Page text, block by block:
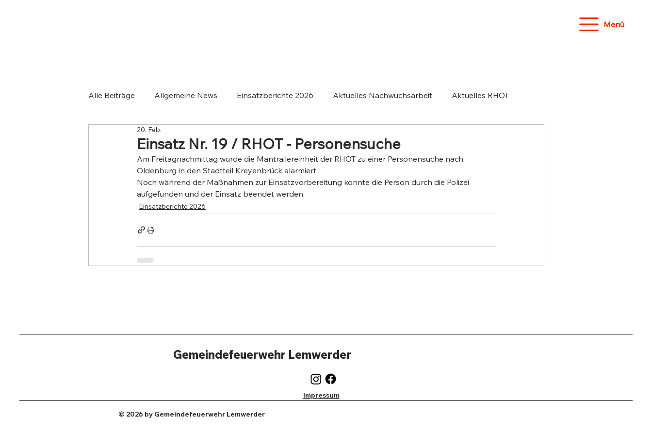
Menü
Alle Beiträge Allgemeine News Einsatzberichte 2026 Aktuelles Nachwuchsarbeit Aktuelles RHOT
Veranstaltungen
Einsatz Nr. 19 / RHOT - Personensuche
20. Feb.
Am Freitagnachmittag wurde die Mantrailereinheit der RHOT zu einer Personensuche nach
Oldenburg in den Stadtteil Kreyenbrück alarmiert.
Noch während der Maßnahmen zur Einsatzvorbereitung konnte die Person durch die Polizei
aufgefunden und der Einsatz beendet werden.
Einsatzberichte 2026
Gemeindefeuerwehr Lemwerder
Impressum
© 2026 by Gemeindefeuerwehr Lemwerder